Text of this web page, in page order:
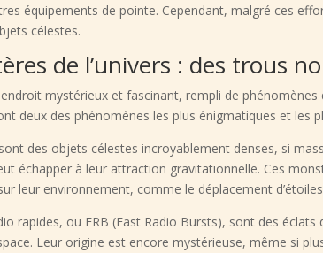
équipements de pointe. Cependant, malgré ces
célestes.
de l’univers : des trous
endroit mystérieux et fascinant, rempli de
deux des phénomènes les plus énigmatiques et les
des objets célestes incroyablement denses, si
échapper à leur attraction gravitationnelle. Ces
sur leur environnement, comme le déplacement
rapides, ou FRB (Fast Radio Bursts), sont des
Leur origine est encore mystérieuse, même si